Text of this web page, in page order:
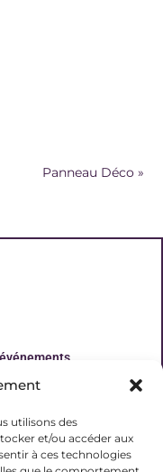
utilisons des
et/ou accéder aux
à ces technologies
Panneau Déco »